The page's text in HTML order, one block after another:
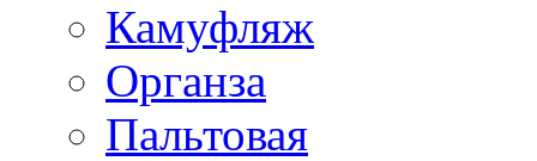
Камуфляж
Органза
Пальтовая